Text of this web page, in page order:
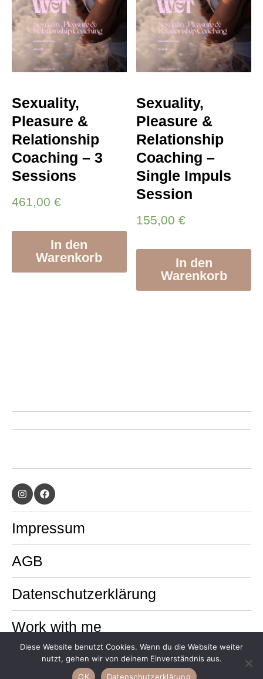
Sexuality,
Pleasure &
Relationship
Coaching – 3
Sessions
461,00 €
In den
Warenkorb
Sexuality,
Pleasure &
Relationship
Coaching –
Single Impuls
Session
155,00€
In den
Warenkorb
Impressum
AGB
Datenschutzerklärung
Work with me
© 2026Moon Wild Muse
Diese Website benutzt Cookies. Wenn du die Website weiter
nutzt, gehen wir von deinem Einverständnis aus.
OK
Datenschutzerklärung